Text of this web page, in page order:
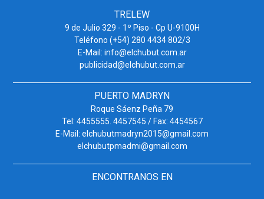
TRELEW
9 de Julio 329 - 1º Piso - Cp U-9100H
Teléfono (+54) 280 4434 802/3
E-Mail: info@elchubut.com.ar
publicidad@elchubut.com.ar
PUERTO MADRYN
Roque Sáenz Peña 79
Tel: 4455555. 4457545 / Fax: 4454567
E-Mail: elchubutmadryn2015@gmail.com
elchubutpmadmi@gmail.com
ENCONTRANOS EN